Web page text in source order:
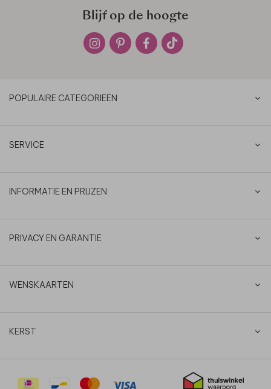
Blijf op de hoogte
POPULAIRE CATEGORIEËN
SERVICE
INFORMATIE EN PRIJZEN
PRIVACY EN GARANTIE
WENSKAARTEN
KERST